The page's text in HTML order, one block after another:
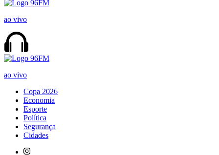
ao vivo
ao vivo
Copa 2026
Economia
Esporte
Política
Segurança
Cidades